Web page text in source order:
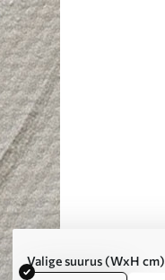
Valige suurus (WxH cm)